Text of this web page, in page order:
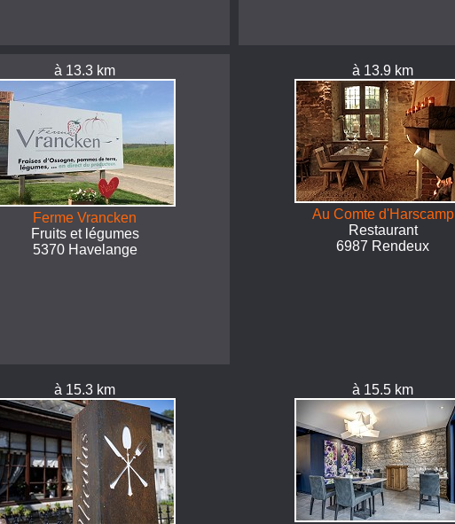
à 13.3 km
Ferme Vrancken
Fruits et légumes
5370 Havelange
à 13.9 km
Au Comte d'Harscamp
Restaurant
6987 Rendeux
à 15.3 km à 15.5 km